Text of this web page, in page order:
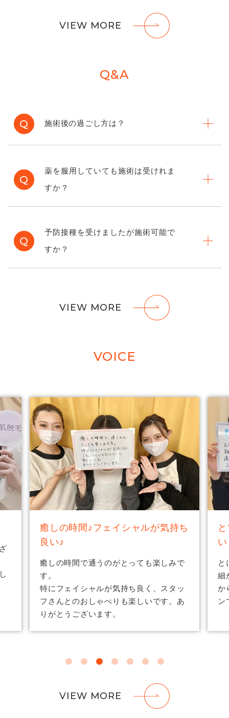
VIEW MORE
Q&A
Q 施術後の過ごし方は？
Q
薬を服用していても施術は受けれま
すか？
Q
予防接種を受けましたが施術可能で
すか？
VIEW MORE
VOICE
とても丁寧✨遠くからでも通いた
い！
とにかく毎回とても丁寧です。
細かい気遣いもたくさんして下さり遠く
からでも通いたいと思えるステキなサロ
ンです。
ツ
す
丁
ざ
VIEW MORE